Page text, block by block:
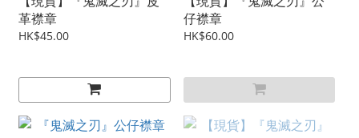
革襟章
HK$45.00
仔襟章
HK$60.00